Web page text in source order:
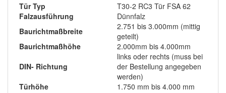
Tür Typ
T30-2 RC3 Tür FSA 62
Falzausführung
Dünnfalz
Baurichtmaßbreite
2.751 bis 3.000mm (mittig
geteilt)
Baurichtmaßhöhe
2.000mm bis 4.000mm
DIN- Richtung
links oder rechts (muss bei
der Bestellung angegeben
werden)
Türhöhe
1.750 mm bis 4.000 mm